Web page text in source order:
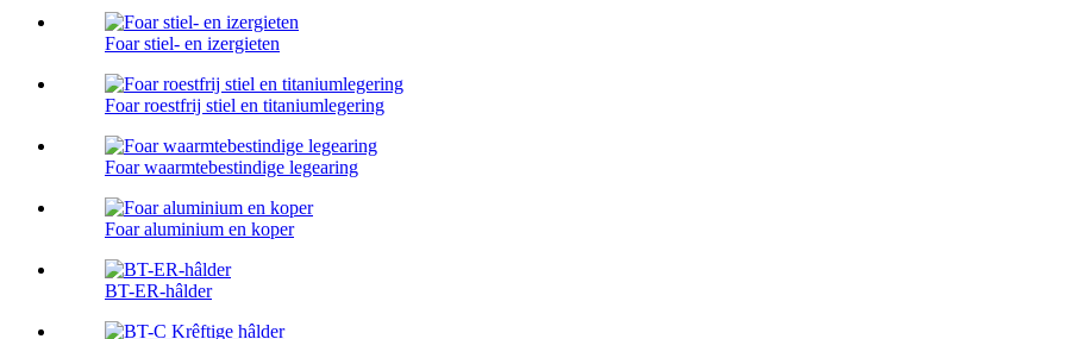
Foar stiel- en izergieten
Foar roestfrij stiel en titaniumlegering
Foar waarmtebestindige legearing
Foar aluminium en koper
BT-ER-hâlder